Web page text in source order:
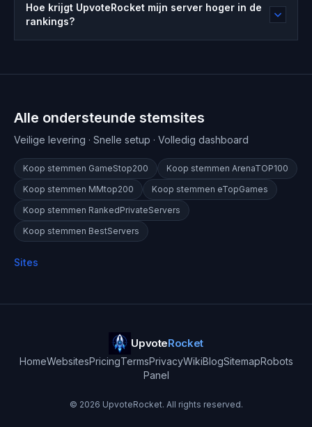
Hoe krijgt UpvoteRocket mijn server hoger in de
rankings?
Alle ondersteunde stemsites
Veilige levering · Snelle setup · Volledig dashboard
Koop stemmen GameStop200 Koop stemmen ArenaTOP100
Koop stemmen MMtop200 Koop stemmen eTopGames
Koop stemmen RankedPrivateServers
Koop stemmen BestServers
Sites
UpvoteRocket
HomeWebsitesPricingTermsPrivacyWikiBlogSitemapRobots
Panel
© 2026 UpvoteRocket. All rights reserved.